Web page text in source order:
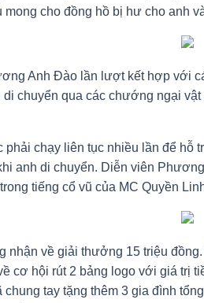
cho đồng hồ bị hư cho anh
Anh Đào lần lượt kết hợp với
chuyển qua các chướng ngại
chạy liên tục nhiều lần để
anh di chuyển. Diễn viên
tiếng cổ vũ của MC Quyền
nhận về giải thưởng 15 triệu
cơ hội rút 2 bảng logo với giá
tay tặng thêm 3 gia đình